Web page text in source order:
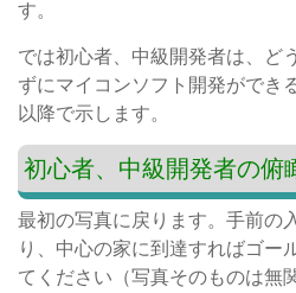
す。
では初心者、中級開発者は、ど
ずにマイコンソフト開発ができ
以降で示します。
初心者、中級開発者の俯
最初の写真に戻ります。手前の
り、中心の家に到達すればゴー
てください（写真そのものは無